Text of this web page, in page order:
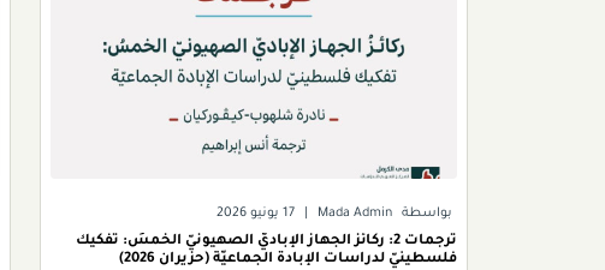
بواسطة Mada Admin 17 يونيو 2026
ترجمات 2: ركائزُ الجهاز الإباديّ الصهيونيّ الخمسُ: تفكيك
فلسطينيّ لدراسات الإبادة الجماعيّة (حزيران 2026)